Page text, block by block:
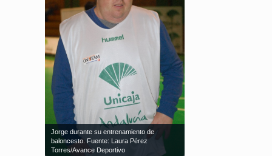
Jorge durante su entrenamiento de
baloncesto. Fuente: Laura Pérez
Torres/Avance Deportivo